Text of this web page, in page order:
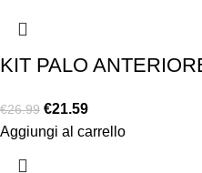
KIT PALO
€26.99 €21.59
Aggiungi al carrello